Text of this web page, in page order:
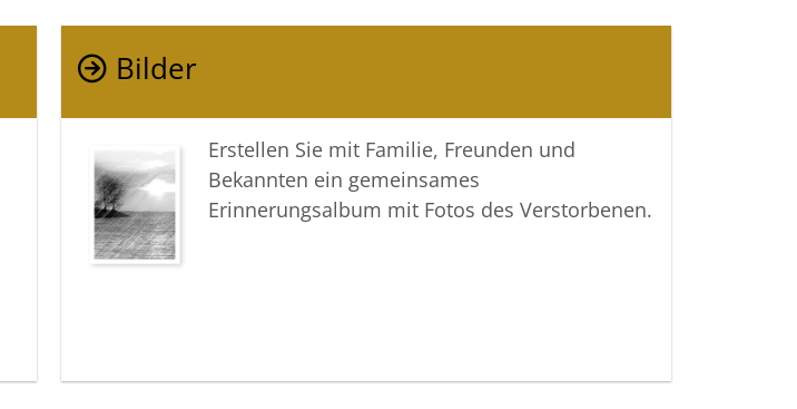
In aufrichtiger Verbundenheit
Ihre Voss Bestattungen
Bilder
Erstellen Sie mit Familie, Freunden und
Bekannten ein gemeinsames
Erinnerungsalbum mit Fotos des Verstorbenen.